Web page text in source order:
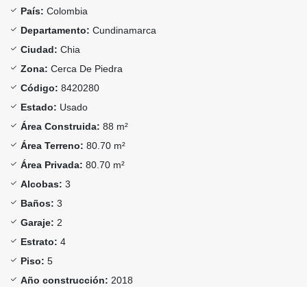
País: Colombia
Departamento: Cundinamarca
Ciudad: Chia
Zona: Cerca De Piedra
Código: 8420280
Estado: Usado
Área Construida: 88 m²
Área Terreno: 80.70 m²
Área Privada: 80.70 m²
Alcobas: 3
Baños: 3
Garaje: 2
Estrato: 4
Piso: 5
Año construcción: 2018